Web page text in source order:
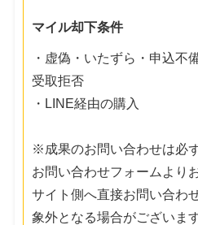
マイル却下条件
・虚偽・いたずら・申込不
受取拒否
・LINE経由の購入
※成果のお問い合わせは必
お問い合わせフォームより
サイト側へ直接お問い合わ
象外となる場合がございます